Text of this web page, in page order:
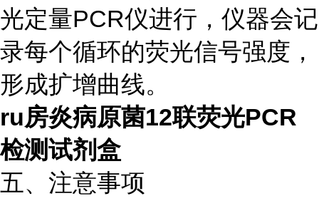
光定量PCR仪进行，仪器会记
录每个循环的荧光信号强度，
形成扩增曲线。
ru房炎病原菌12联荧光PCR
检测试剂盒
五、注意事项